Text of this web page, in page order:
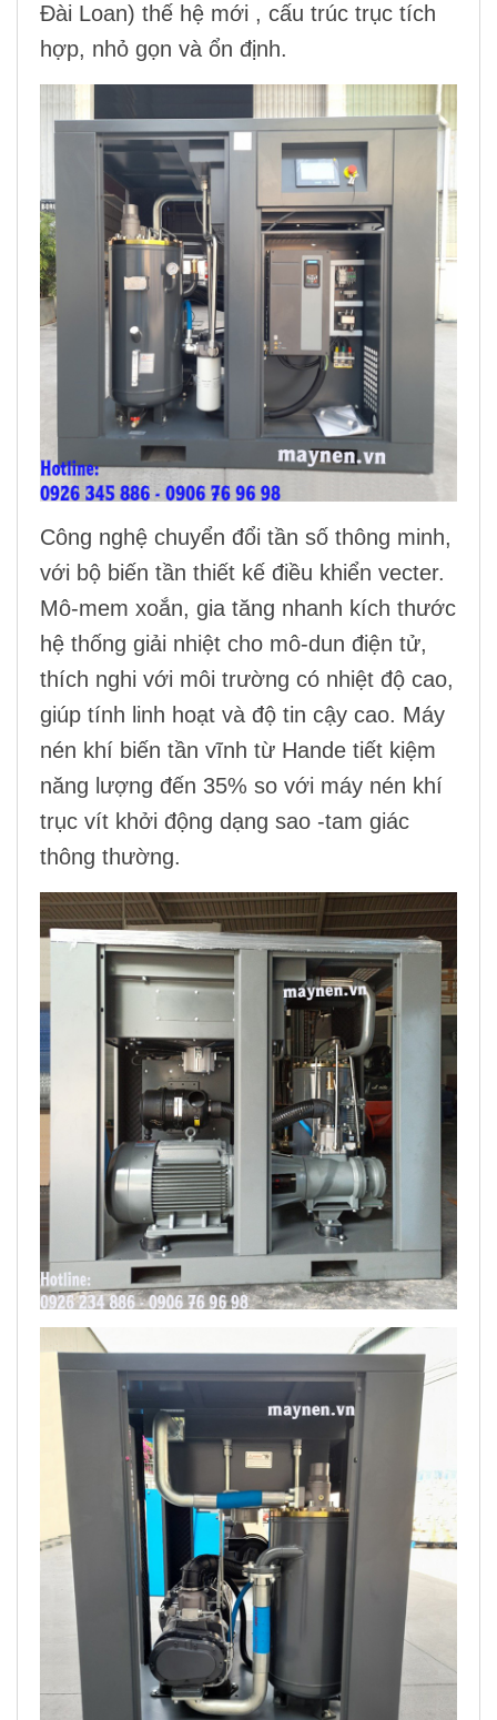
Đài Loan) thế hệ mới , cấu trúc trục tích
hợp, nhỏ gọn và ổn định.
Công nghệ chuyển đổi tần số thông minh,
với bộ biến tần thiết kế điều khiển vecter.
Mô-mem xoắn, gia tăng nhanh kích thước
hệ thống giải nhiệt cho mô-dun điện tử,
thích nghi với môi trường có nhiệt độ cao,
giúp tính linh hoạt và độ tin cậy cao. Máy
nén khí biến tần vĩnh từ Hande tiết kiệm
năng lượng đến 35% so với máy nén khí
trục vít khởi động dạng sao -tam giác
thông thường.